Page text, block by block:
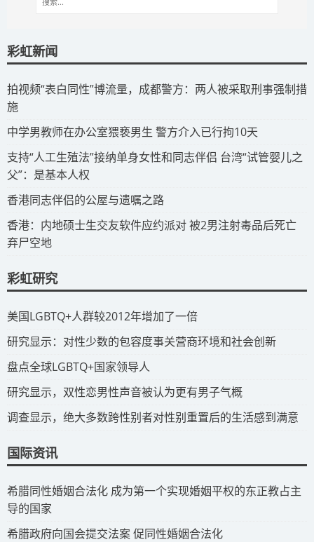
彩虹新闻
拍视频“表白同性”博流量，成都警方：两人被采取刑事强制措
施
​中学男教师在办公室猥亵男生 警方介入已行拘10天
​支持“人工生殖法”接纳单身女性和同志伴侣 台湾“试管婴儿之
父”：是基本人权
​香港同志伴侣的公屋与遗嘱之路
​香港：内地硕士生交友软件应约派对 被2男注射毒品后死亡
弃尸空地
彩虹研究
​美国LGBTQ+人群较2012年增加了一倍
​研究显示：对性少数的包容度事关营商环境和社会创新
​盘点全球LGBTQ+国家领导人
研究显示，双性恋男性声音被认为更有男子气概
调查显示，绝大多数跨性别者对性别重置后的生活感到满意
国际资讯
​希腊同性婚姻合法化 成为第一个实现婚姻平权的东正教占主
导的国家
​希腊政府向国会提交法案 促同性婚姻合法化